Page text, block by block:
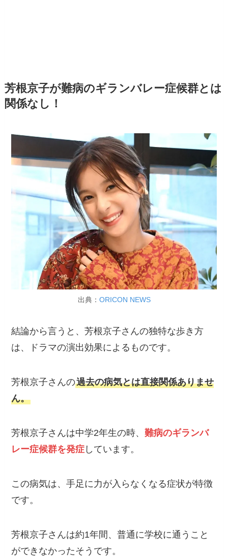
芳根京子が難病のギランバレー症候群とは
関係なし！
出典： ORICON NEWS
結論から言うと、芳根京子さんの独特な歩き方
は、ドラマの演出効果によるものです。
芳根京子さんの過去の病気とは直接関係ありませ
ん。
芳根京子さんは中学2年生の時、難病のギランバ
レー症候群を発症 しています。
この病気は、手足に力が入らなくなる症状が特徴
です。
芳根京子さんは約1年間、普通に学校に通うこと
ができなかったそうです。